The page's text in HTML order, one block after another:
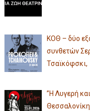
ΚΟΘ – δύο
συνθετών
Τσαϊκόφσκι,
”Η Λυγερή